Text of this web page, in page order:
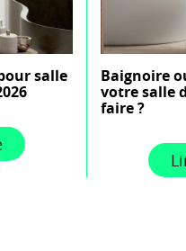
salle
Baignoire
votre salle
faire ?